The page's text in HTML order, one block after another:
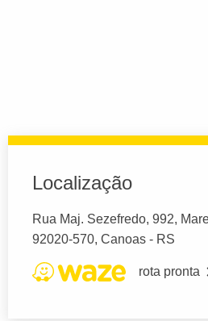
Localização
Rua Maj. Sezefredo, 992,
92020-570, Canoas - RS
rota pronta